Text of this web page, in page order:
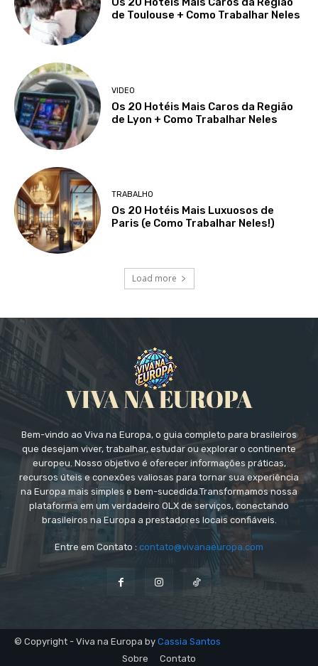
de Toulouse + Como Trabalhar Neles
VIDEO
Os 20 Hotéis Mais Caros da Região
de Lyon + Como Trabalhar Neles
TRABALHO
Os 20 Hotéis Mais Luxuosos de
Paris (e Como Trabalhar Neles!)
Load more
Bem-vindo ao Viva na Europa, o guia completo para brasileiros
que desejam viver, trabalhar, estudar ou explorar o continente
europeu. Nosso objetivo é oferecer informações práticas,
recursos úteis e conexões valiosas para tornar sua experiência
na Europa mais simples e bem-sucedida.Transformamos nossa
plataforma em um verdadeiro OLX de serviços, conectando
brasileiros na Europa a prestadores locais confiáveis.
Entre em Contato : contato@vivanaeuropa.com
© Copyright - Viva na Europa by Cassia Santos
Sobre
Contato